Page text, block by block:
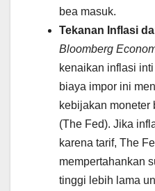
bea masuk.
Tekanan Inflasi
Bloomberg
kenaikan inflasi
biaya impor ini
kebijakan moneter
(The Fed). Jika
karena tarif, The
mempertahankan
tinggi lebih lama